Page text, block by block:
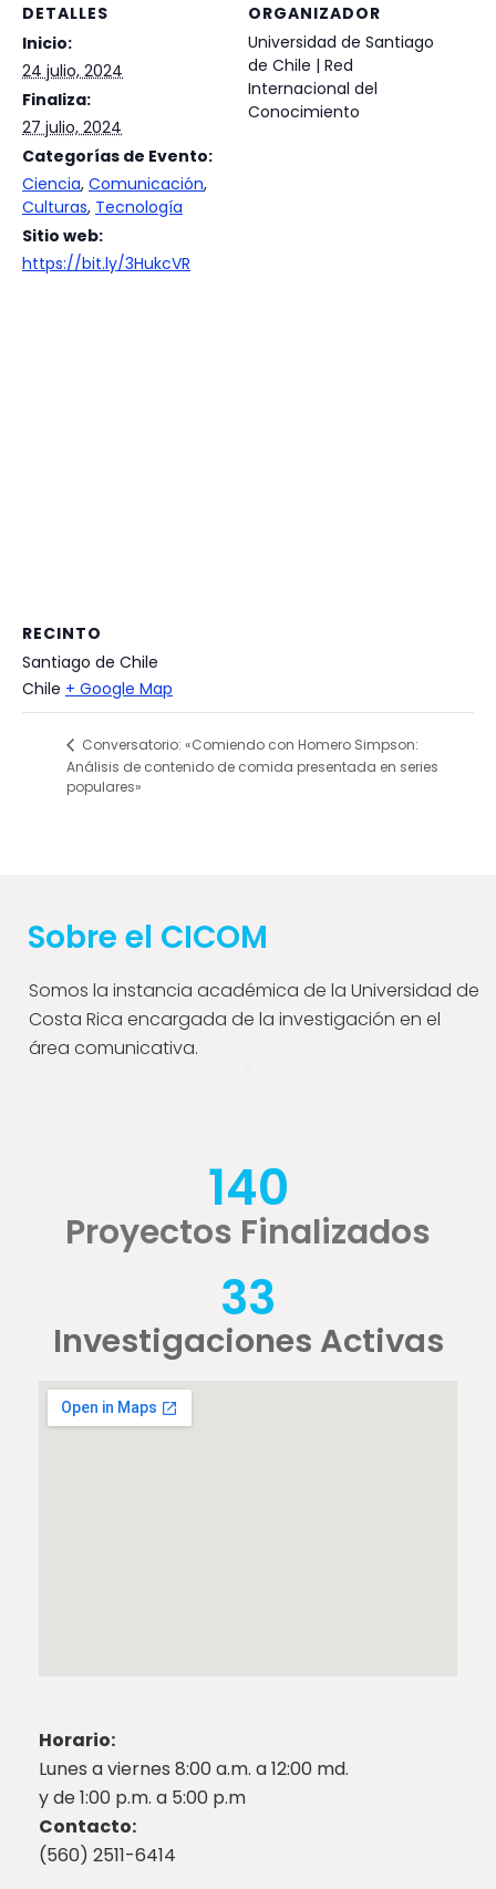
DETALLES
Inicio:
24 julio, 2024
Finaliza:
27 julio, 2024
Categorías de Evento:
Ciencia, Comunicación,
Culturas, Tecnología
Sitio web:
https://bit.ly/3HukcVR
ORGANIZADOR
Universidad de Santiago
de Chile | Red
Internacional del
Conocimiento
RECINTO
Santiago de Chile
Chile + Google Map
Conversatorio: «Comiendo con Homero Simpson:
Análisis de contenido de comida presentada en series
populares»
Sobre el CICOM
Somos la instancia académica de la Universidad de
Costa Rica encargada de la investigación en el
área comunicativa.
Proyectos Finalizados
140
Investigaciones Activas
33
Horario:
Lunes a viernes 8:00 a.m. a 12:00 md.
y de 1:00 p.m. a 5:00 p.m
Contacto:
(560) 2511-6414